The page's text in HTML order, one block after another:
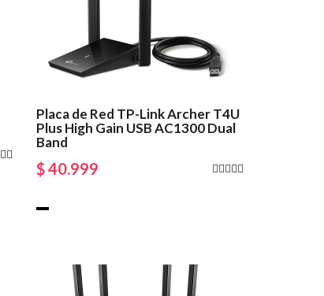
Placa de Red TP-Link Archer T4U
Plus High Gain USB AC1300 Dual
Band
$ 40.999